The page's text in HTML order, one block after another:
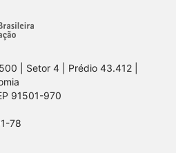
| Setor 4 | Prédio 43.412 |
91501-970
78